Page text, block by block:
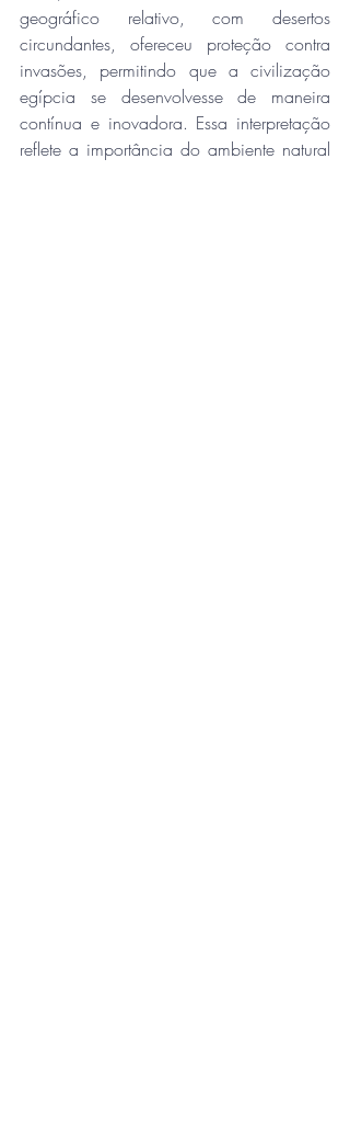
geográfico relativo, com desertos
circundantes, ofereceu proteção contra
invasões, permitindo que a civilização
egípcia se desenvolvesse de maneira
contínua e inovadora. Essa interpretação
reflete a importância do ambiente natural